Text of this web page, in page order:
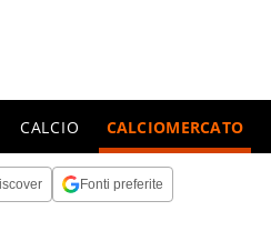
CALCIO CALCIOMERCATO
Fonti preferite